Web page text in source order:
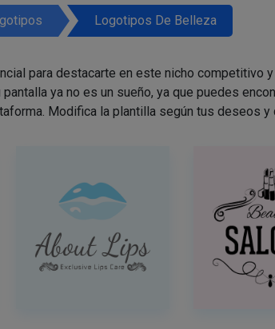
Logotipos De Belleza
para destacarte en este nicho competitivo
ya no es un sueño, ya que puedes
Modifica la plantilla según tus deseos